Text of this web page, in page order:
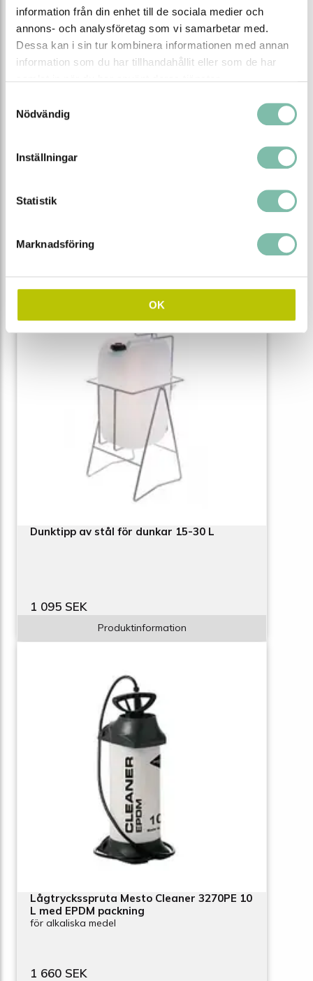
information från din enhet till de sociala medier och
annons- och analysföretag som vi samarbetar med.
Dessa kan i sin tur kombinera informationen med annan
information som du har tillhandahållit eller som de har
Nödvändig
Inställningar
Statistik
Marknadsföring
OK
UN-nummer
1719
Typ av kem
Alkalisk avfettning
SDS-ID
68369
EAN
7340082700010
Tipsa Maila oss
Relaterade produkter
Dunktipp av stål för dunkar 15-30 L
1 095 SEK
Produktinformation
Lågtrycksspruta Mesto Cleaner 3270PE 10
L med EPDM packning
för alkaliska medel
1 660 SEK